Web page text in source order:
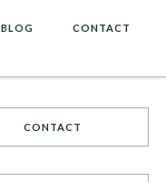
BLOG CONTACT
CONTACT